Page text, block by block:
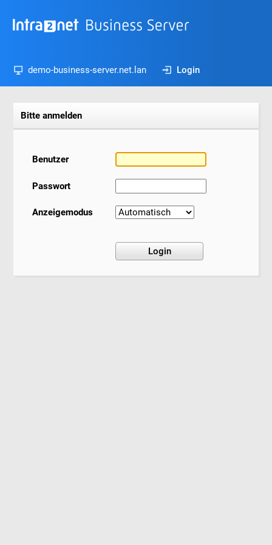
demo-business-server.net.lan Login
Bitte anmelden
Benutzer
Passwort
Anzeigemodus